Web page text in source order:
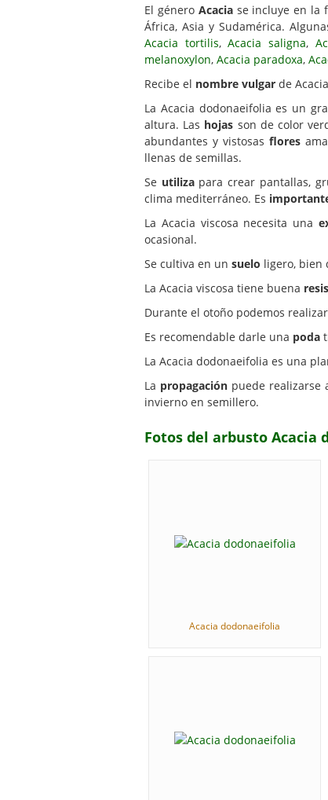
El género Acaciase incluye en la
África, Asia y Sudamérica.
Acacia tortilis,Acacia saligna,
melanoxylon, Acacia paradoxa,
Recibe el nombre vulgar de
La Acacia dodonaeifolia es un
altura. Las hojas son de color
abundantes y vistosas flores
llenas de semillas.
Se utilizapara crear pantallas,
clima mediterráneo. Es
La Acacia viscosa necesita una
ocasional.
Se cultiva en un suelo ligero, bien
La Acacia viscosa tiene buena
Durante el otoño podemos
Es recomendable darle una poda
La Acacia dodonaeifolia es una
La propagación puede realizarse
invierno en semillero.
Fotos del arbusto Acacia
Acacia dodonaeifolia